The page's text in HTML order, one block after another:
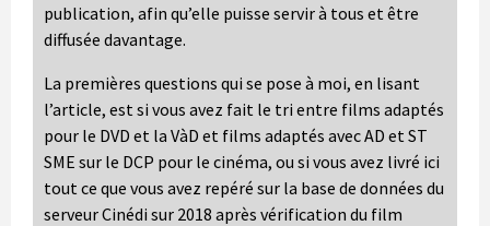
publication, afin qu’elle puisse servir à tous et être
diffusée davantage.
La premières questions qui se pose à moi, en lisant
l’article, est si vous avez fait le tri entre films adaptés
pour le DVD et la VàD et films adaptés avec AD et ST
SME sur le DCP pour le cinéma, ou si vous avez livré ici
tout ce que vous avez repéré sur la base de données du
serveur Cinédi sur 2018 après vérification du film